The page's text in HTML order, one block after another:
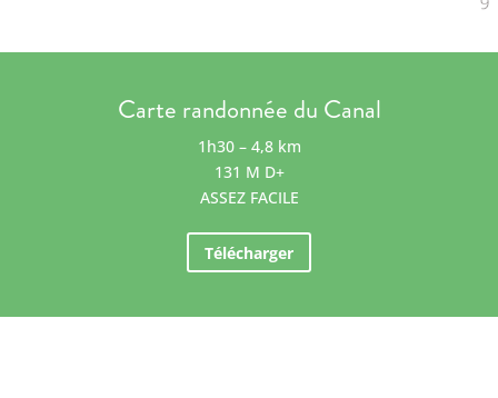
Carte randonnée du Canal
1h30 – 4,8 km
131 M D+
ASSEZ FACILE
Télécharger